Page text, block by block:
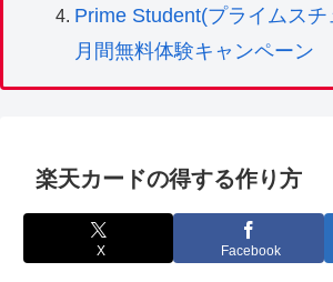
Prime Student(プライムス
月間無料体験キャンペーン
楽天カードの得する作り方
X Facebook